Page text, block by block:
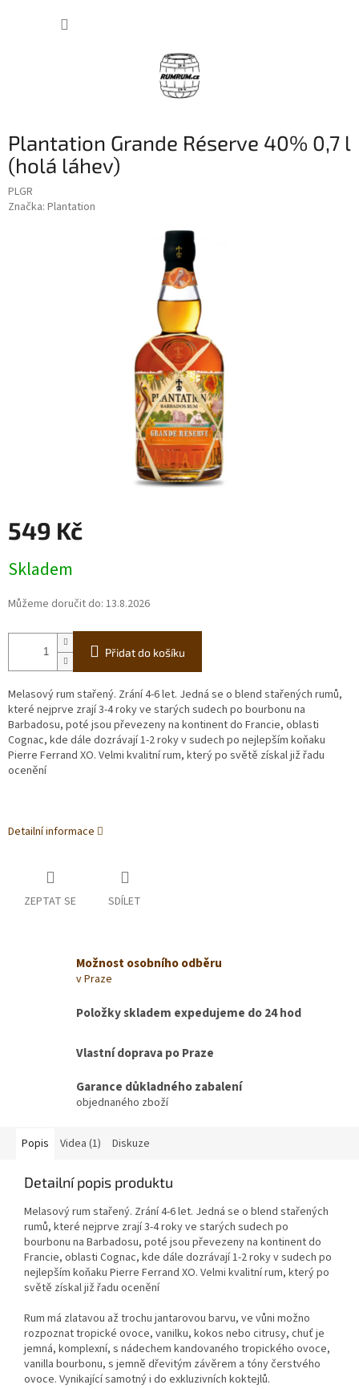
Plantation Grande Réserve 40% 0,7 l
(holá láhev)
PLGR
Značka: Plantation
549 Kč
cena:
Skladem
Můžeme doručit do: 13.8.2026
Přidat do košíku
Melasový rum stařený. Zrání 4-6 let. Jedná se o blend stařených rumů,
které nejprve zrají 3-4 roky ve starých sudech po bourbonu na
Barbadosu, poté jsou převezeny na kontinent do Francie, oblasti
Cognac, kde dále dozrávají 1-2 roky v sudech po nejlepším koňaku
Pierre Ferrand XO. Velmi kvalitní rum, který po světě získal již řadu
ocenění
Detailní informace
ZEPTAT SE SDÍLET
Možnost osobního odběru
v Praze
Položky skladem expedujeme do 24 hod
Vlastní doprava po Praze
Garance důkladného zabalení
objednaného zboží
Popis Videa (1) Diskuze
Detailní popis produktu
Melasový rum stařený. Zrání 4-6 let. Jedná se o blend stařených
rumů, které nejprve zrají 3-4 roky ve starých sudech po
bourbonu na Barbadosu, poté jsou převezeny na kontinent do
Francie, oblasti Cognac, kde dále dozrávají 1-2 roky v sudech po
nejlepším koňaku Pierre Ferrand XO. Velmi kvalitní rum, který po
světě získal již řadu ocenění
Rum má zlatavou až trochu jantarovou barvu, ve vůni možno
rozpoznat tropické ovoce, vanilku, kokos nebo citrusy, chuť je
jemná, komplexní, s nádechem kandovaného tropického ovoce,
vanilla bourbonu, s jemně dřevitým závěrem a tóny čerstvého
ovoce. Vynikající samotný i do exkluzivních koktejlů.